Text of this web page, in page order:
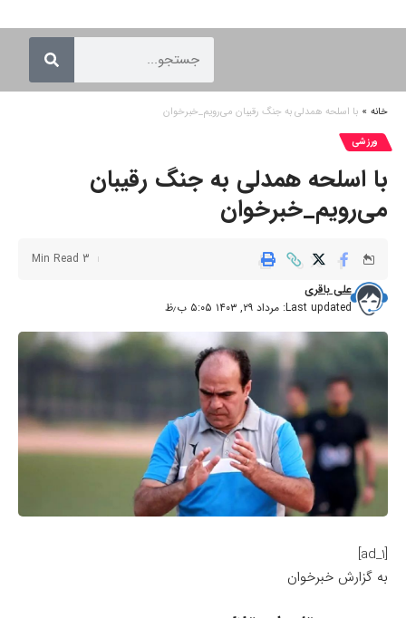
خانه » با اسلحه همدلی به جنگ رقیبان می‌رویم_خبرخوان
ورزشی
با اسلحه همدلی به جنگ رقیبان
می‌رویم_خبرخوان
Last updated: مرداد ۲۹, ۱۴۰۳ ۵:۰۵ ب٫ظ
علی باقری
3 Min Read
[ad_1]
به گزارش خبرخوان